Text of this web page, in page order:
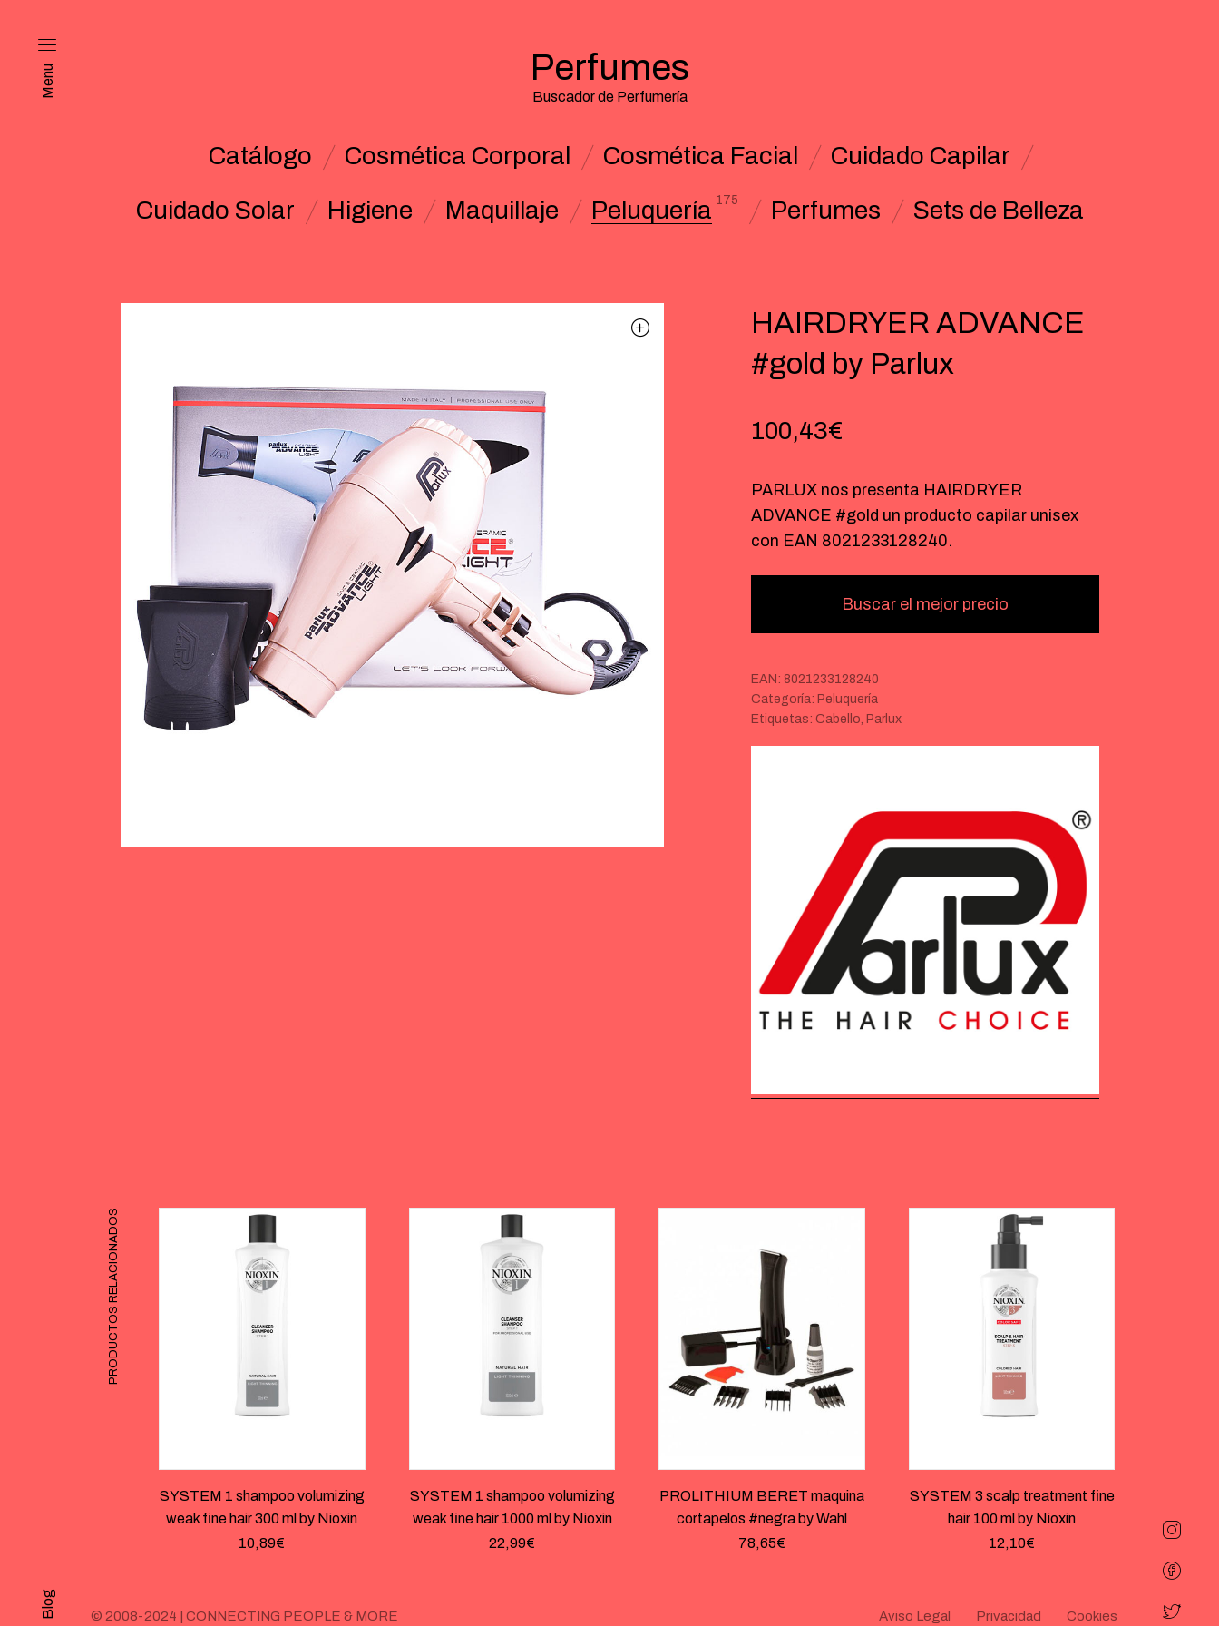
Blog
Menu Perfumes
Buscador de Perfumería
Catálogo Cosmética Corporal Cosmética Facial
Cuidado Capilar
Cuidado Solar
Higiene Maquillaje Peluquería 175 Perfumes Sets de Belleza
HAIRDRYER ADVANCE
#gold by Parlux
100,43€
PARLUX nos presenta HAIRDRYER
ADVANCE #gold un producto capilar unisex
con EAN 8021233128240.
Buscar el mejor precio
EAN: 8021233128240
Categoría: Peluquería
Etiquetas: Cabello, Parlux
PRODUCTOS RELACIONADOS
SYSTEM 1 shampoo volumizing
weak fine hair 300 ml by Nioxin
10,89€
SYSTEM 1 shampoo volumizing
weak fine hair 1000 ml by Nioxin
22,99€
PROLITHIUM BERET maquina
cortapelos #negra by Wahl
78,65€
SYSTEM 3 scalp treatment fine
hair 100 ml by Nioxin
12,10€
© 2008-2024 | CONNECTING PEOPLE & MORE Aviso Legal Privacidad Cookies